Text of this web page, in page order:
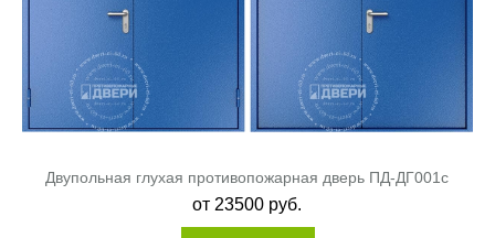
Двупольная глухая противопожарная дверь ПД-ДГ001c
от 23500 руб.